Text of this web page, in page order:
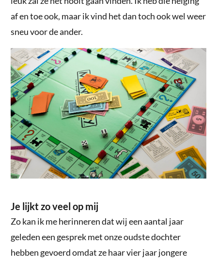
af en toe ook, maar ik vind het dan toch ook wel weer
sneu voor de ander.
Je lijkt zo veel op mij
Zo kan ik me herinneren dat wij een aantal jaar
geleden een gesprek met onze oudste dochter
hebben gevoerd omdat ze haar vier jaar jongere